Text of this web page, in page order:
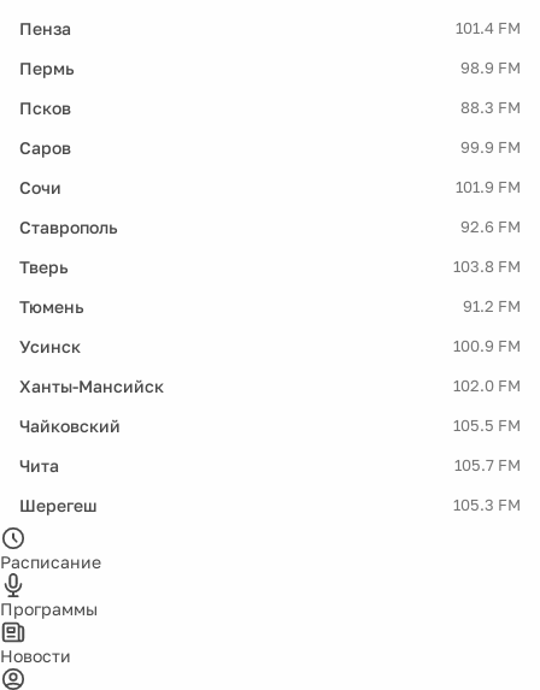
Пенза 101.4 FM
Пермь 98.9 FM
Псков 88.3 FM
Саров 99.9 FM
Сочи 101.9 FM
Ставрополь 92.6 FM
Тверь 103.8 FM
Тюмень 91.2 FM
Усинск 100.9 FM
Ханты-Мансийск 102.0 FM
Чайковский 105.5 FM
Чита 105.7 FM
Шерегеш 105.3 FM
Расписание
Программы
Новости